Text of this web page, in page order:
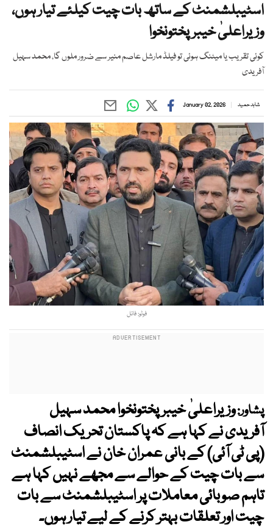
اسٹیبلشمنٹ کے ساتھ بات چیت کیلئے تیار ہوں،
وزیراعلیٰ خیبرپختونخوا
کوئی تقریب یا میٹنگ ہوئی تو فیلڈ مارشل عاصم منیر سے ضرور ملوں گا، محمد سہیل
آفریدی
شاہد حمید January 02, 2026
فوٹو: فائل
پشاور:وزیراعلیٰ خیبرپختونخوا محمد سہیل
آفریدی نے کہا ہے کہ پاکستان تحریک انصاف
(پی ٹی آئی) کے بانی عمران خان نے اسٹیبلشمنٹ
سے بات چیت کے حوالے سے مجھے نہیں کہا ہے
تاہم صوبائی معاملات پر اسٹیبلشمنٹ سے بات
چیت اور تعلقات بہتر کرنے کے لیے تیار ہوں۔